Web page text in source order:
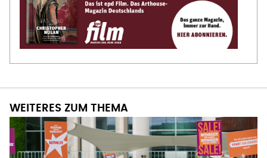
WEITERES ZUM THEMA